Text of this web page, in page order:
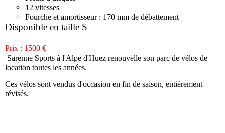
12 vitesses
Fourche et amortisseur : 170 mm de débattement
Disponible en taille S
Prix : 1500 €
Sarenne Sports à l'Alpe d'Huez renouvelle son parc de vélos de
location toutes les années.
Ces vélos sont vendus d'occasion en fin de saison, entièrement
révisés.